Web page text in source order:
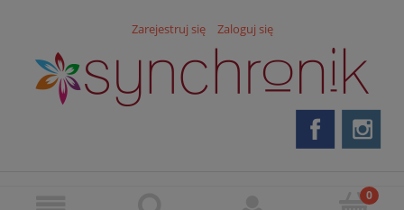
Zarejestruj się Zaloguj się